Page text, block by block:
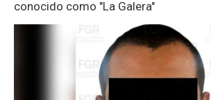
conocido como "La Galera"